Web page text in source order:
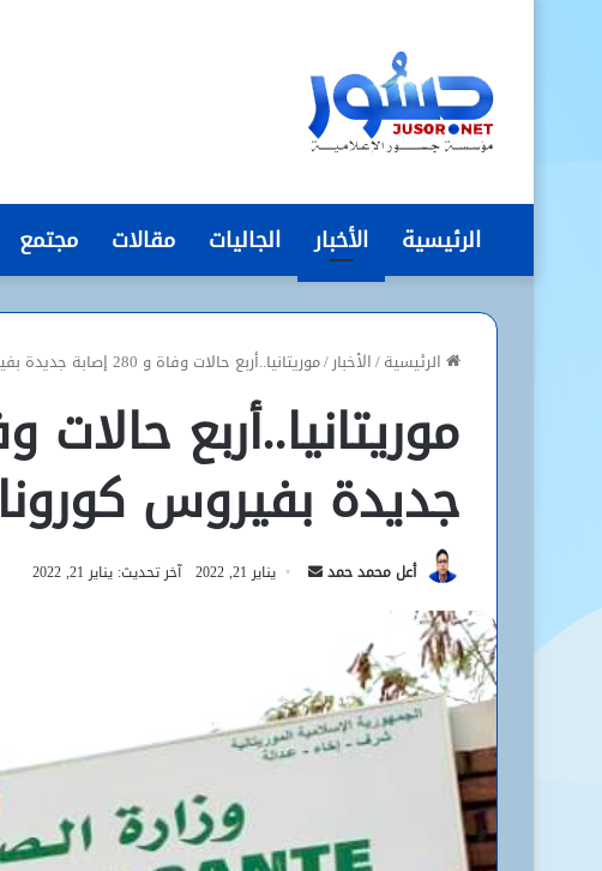
الرئيسية الأخبار الجاليات مقالات مجتمع
الرئيسية/الأخبار/موريتانيا..أربع حالات وفاة و 280 إصابة جديدة بفيروس كورونا
جديدة بفيروس كورونا
أعل محمد حمد
أرسل يناير 21, 2022 آخر تحديث: يناير 21, 2022